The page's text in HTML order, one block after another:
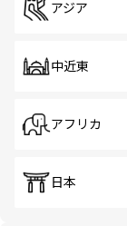
アジア
中近東
アフリカ
日本